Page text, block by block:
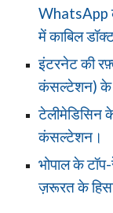
WhatsApp
में काबिल
इंटरनेट की
कंसल्टेशन) के
टेलीमेडिसिन
कंसल्टेशन।
भोपाल के
ज़रूरत के